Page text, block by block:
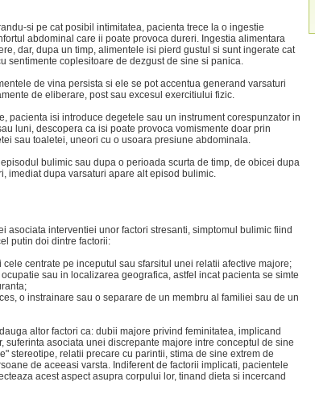
si pe cat posibil intimitatea, pacienta trece la o ingestie
abdominal care ii poate provoca dureri. Ingestia alimentara
dar, dupa un timp, alimentele isi pierd gustul si sunt ingerate cat
sentimente coplesitoare de dezgust de sine si panica.
de vina persista si ele se pot accentua generand varsaturi
de eliberare, post sau excesul exercitiului fizic.
pacienta isi introduce degetele sau un instrument corespunzator in
luni, descopera ca isi poate provoca vomismente doar prin
sau toaletei, uneori cu o usoara presiune abdominala.
bulimic sau dupa o perioada scurta de timp, de obicei dupa
imediat dupa varsaturi apare alt episod bulimic.
asociata interventiei unor factori stresanti, simptomul bulimic fiind
putin doi dintre factorii:
centrate pe inceputul sau sfarsitul unei relatii afective majore;
sau in localizarea geografica, astfel incat pacienta se simte
o instrainare sau o separare de un membru al familiei sau de un
altor factori ca: dubii majore privind feminitatea, implicand
suferinta asociata unei discrepante majore intre conceptul de sine
stereotipe, relatii precare cu parintii, stima de sine extrem de
de aceeasi varsta. Indiferent de factorii implicati, pacientele
acest aspect asupra corpului lor, tinand dieta si incercand